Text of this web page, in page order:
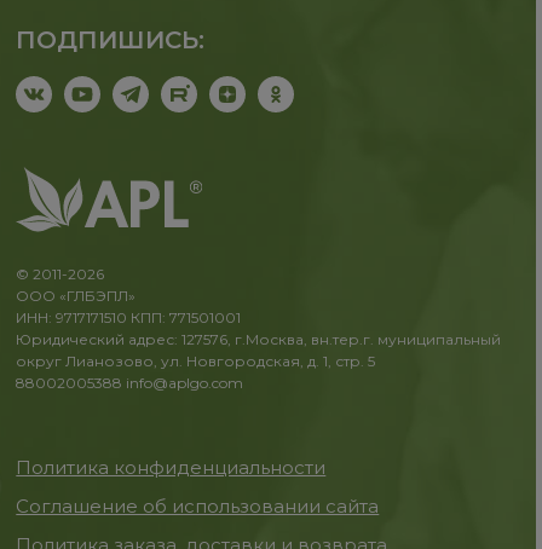
ПОДПИШИСЬ:
© 2011-2026
ООО «ГЛБЭПЛ»
ИНН: 9717171510 КПП: 771501001
Юридический адрес: 127576, г.Москва, вн.тер.г. муниципальный
округ Лианозово, ул. Новгородская, д. 1, стр. 5
88002005388 info@aplgo.com
Политика конфиденциальности
Соглашение об использовании сайта